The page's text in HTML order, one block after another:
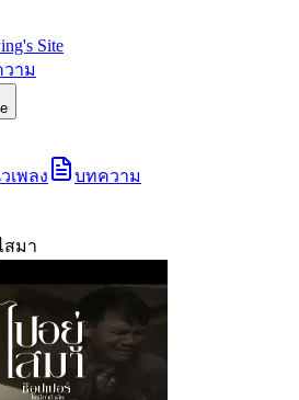
Site
าม
เพลง บทความ
สมา